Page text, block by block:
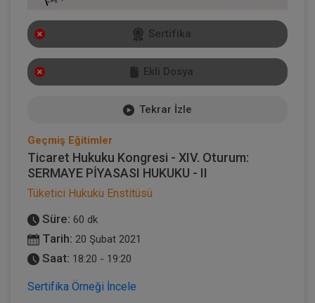
Sertifika
Ekli Dosya
Tekrar İzle
Geçmiş Eğitimler
Ticaret Hukuku Kongresi - XIV. Oturum:
SERMAYE PİYASASI HUKUKU - II
Tüketici Hukuku Enstitüsü
Süre: 60 dk
Tarih: 20 Şubat 2021
Saat: 18:20 - 19:20
Sertifika Örneği İncele